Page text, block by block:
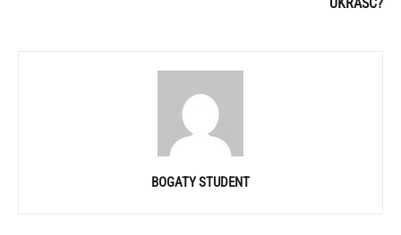
BOGATY STUDENT